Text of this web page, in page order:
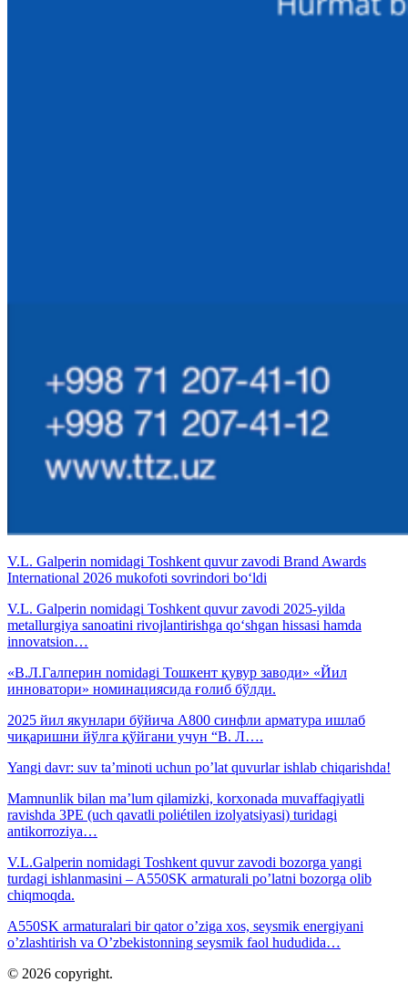
V.L. Galperin nomidagi Toshkent quvur zavodi Brand Awards
International 2026 mukofoti sovrindori bo‘ldi
V.L. Galperin nomidagi Toshkent quvur zavodi 2025-yilda
metallurgiya sanoatini rivojlantirishga qo‘shgan hissasi hamda
innovatsion…
«В.Л.Галперин nomidagi Тошкент қувур заводи» «Йил
инноватори» номинациясида ғолиб бўлди.
2025 йил якунлари бўйича A800 синфли арматура ишлаб
чиқаришни йўлга қўйгани учун “В. Л….
Yangi davr: suv ta’minoti uchun po’lat quvurlar ishlab chiqarishda!
Mamnunlik bilan ma’lum qilamizki, korxonada muvaffaqiyatli
ravishda 3PE (uch qavatli poliétilen izolyatsiyasi) turidagi
antikorroziya…
V.L.Galperin nomidagi Toshkent quvur zavodi bozorga yangi
turdagi ishlanmasini – A550SK armaturali po’latni bozorga olib
chiqmoqda.
A550SK armaturalari bir qator o’ziga xos, seysmik energiyani
o’zlashtirish va O’zbekistonning seysmik faol hududida…
© 2026 copyright.